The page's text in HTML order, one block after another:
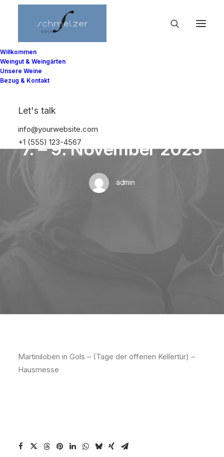
Willkommen
Weingut & Weingärten
Unsere Weine
Bezug & Kontakt
Let's talk
info@yourwebsite.com
+1 (555) 123-4567
In Uncategorized
7. – 9. November 2025
admin
Martiniloben in Gols – (Tage der offenen Kellertür) –
Hausmesse